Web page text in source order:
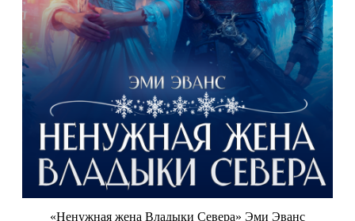
«Ненужная жена Владыки Севера» Эми Эванс